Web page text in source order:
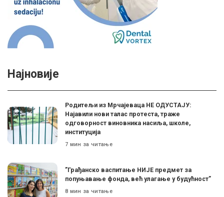
Најновије
Родитељи из Мрчајеваца НЕ ОДУСТАЈУ:
Најавили нови талас протеста, траже
одговорност виновника насиља, школе,
институција
7 мин за читање
”Грађанско васпитање НИЈЕ предмет за
попуњавање фонда, већ улагање у будућност”
8 мин за читање